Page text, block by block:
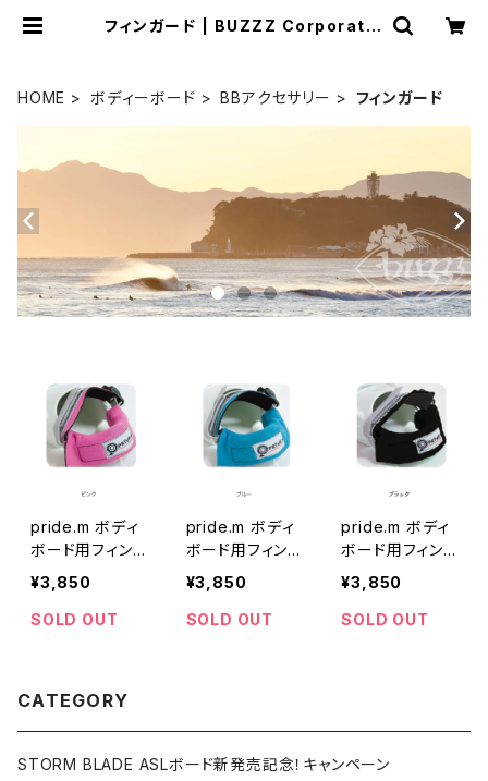
フィンガード | BUZZZ Corporatio
HOME ボディーボード BBアクセサリー フィンガード
pride.m ボディ
ボード用フィン
ガード ピンク
¥3,850
SOLD OUT
pride.m ボディ
ボード用フィン
ガード ブルー
¥3,850
SOLD OUT
pride.m ボディ
ボード用フィン
ガード ブラック
¥3,850
SOLD OUT
CATEGORY
STORM BLADE ASLボード新発売記念！キャンペーン